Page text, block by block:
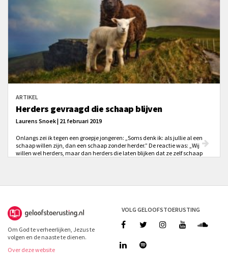
ARTIKEL
Herders gevraagd die schaap blijven
Laurens Snoek | 21 februari 2019
Onlangs zei ik tegen een groepje jongeren: „Soms denk ik: als jullie al een
schaap willen zijn, dan een schaap zonder herder.” De reactie was: „Wij
willen wel herders, maar dan herders die laten blijken dat ze zelf schaap
Om God te verheerlijken, Jezus te
volgen en de naaste te dienen.
Over deze website
VOLG GELOOFSTOERUSTING